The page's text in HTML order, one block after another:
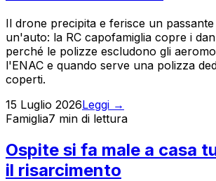
Il drone precipita e ferisce un
un'auto: la RC capofamiglia copre i
perché le polizze escludono gli
l'ENAC e quando serve una polizza
coperti.
15 Luglio 2026Leggi →
Famiglia7 min di lettura
Ospite si fa male a casa
il risarcimento